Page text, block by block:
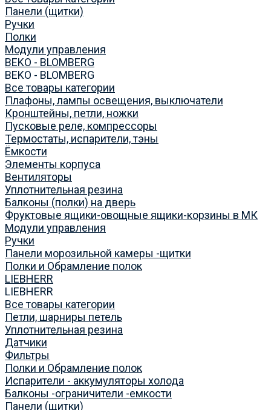
Панели (щитки)
Ручки
Полки
Модули управления
BEKO - BLOMBERG
BEKO - BLOMBERG
Все товары категории
Плафоны, лампы освещения, выключатели
Кронштейны, петли, ножки
Пусковые реле, компрессоры
Термостаты, испарители, тэны
Ёмкости
Элементы корпуса
Вентиляторы
Уплотнительная резина
Балконы (полки) на дверь
Фруктовые ящики-овощные ящики-корзины в МК
Модули управления
Ручки
Панели морозильной камеры -щитки
Полки и Обрамление полок
LIEBHERR
LIEBHERR
Все товары категории
Петли, шарниры петель
Уплотнительная резина
Датчики
Фильтры
Полки и Обрамление полок
Испарители - аккумуляторы холода
Балконы -ограничители -емкости
Панели (щитки)